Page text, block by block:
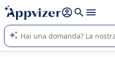
righe con
shift + enter
L'IA di Appvizer vi guida
software SaaS per la vostra